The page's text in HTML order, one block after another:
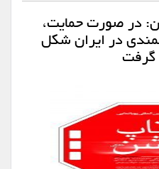
در صورت حمایت،
در ایران شکل
گرفت